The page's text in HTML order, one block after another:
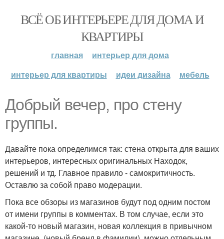
ВСЁ ОБ ИНТЕРЬЕРЕ ДЛЯ ДОМА И
КВАРТИРЫ
главная
интерьер для дома
интерьер для квартиры
идеи дизайна мебель
Добрый вечер, про стену
группы.
Давайте пока определимся так: стена открыта для ваших
интерьеров, интересных оригинальных Находок,
решений и тд. Главное правило - самокритичность.
Оставлю за собой право модерации.
Пока все обзоры из магазинов будут под одним постом
от имени группы в комментах. В том случае, если это
какой-то новый магазин, новая коллекция в привычном